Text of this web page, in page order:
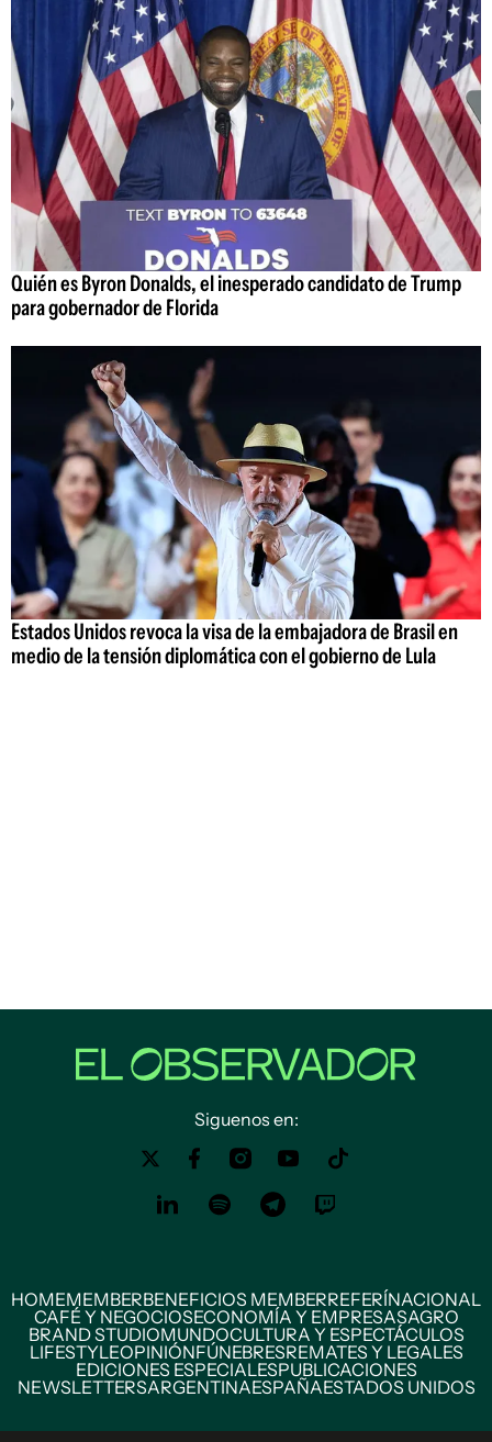
Quién es Byron Donalds, el inesperado candidato de Trump
para gobernador de Florida
Estados Unidos revoca la visa de la embajadora de Brasil en
medio de la tensión diplomática con el gobierno de Lula
Siguenos en:
HOMEMEMBERBENEFICIOS MEMBERREFERÍNACIONAL
CAFÉ Y NEGOCIOSECONOMÍA Y EMPRESASAGRO
BRAND STUDIOMUNDOCULTURA Y ESPECTÁCULOS
LIFESTYLEOPINIÓNFÚNEBRESREMATES Y LEGALES
EDICIONES ESPECIALESPUBLICACIONES
NEWSLETTERSARGENTINAESPAÑAESTADOS UNIDOS